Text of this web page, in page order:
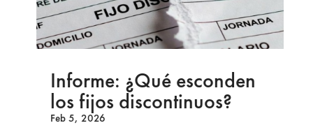
Informe: ¿Qué esconden
los fijos discontinuos?
Feb 5, 2026